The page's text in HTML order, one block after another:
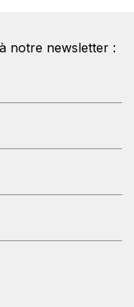
notre newsletter :